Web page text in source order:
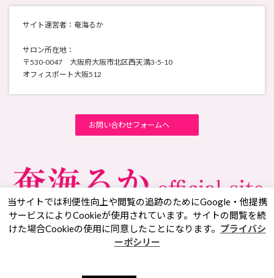
サイト運営者：奄海るか
サロン所在地：
〒530-0047 大阪府大阪市北区西天満3-5-10
オフィスポート大阪512
お問い合わせフォームへ
Facebook
X YouTube
Instagram
当サイトでは利便性向上や閲覧の追跡のためにGoogle・他提携
サービスによりCookieが使用されています。サイトの閲覧を続
けた場合Cookieの使用に同意したことになります。 プライバシ
ーポシリー